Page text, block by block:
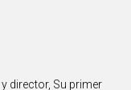
director, Su primer